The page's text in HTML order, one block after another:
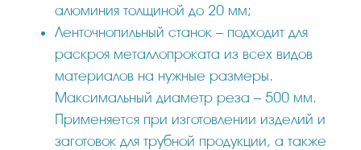
алюминия толщиной до 20 мм;
Ленточнопильный станок – подходит для
раскроя металлопроката из всех видов
материалов на нужные размеры.
Максимальный диаметр реза – 500 мм.
Применяется при изготовлении изделий и
заготовок для трубной продукции, а также